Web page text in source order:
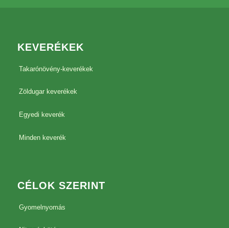
KEVERÉKEK
Takarónövény-keverékek
Zöldugar keverékek
Egyedi keverék
Minden keverék
CÉLOK SZERINT
Gyomelnyomás